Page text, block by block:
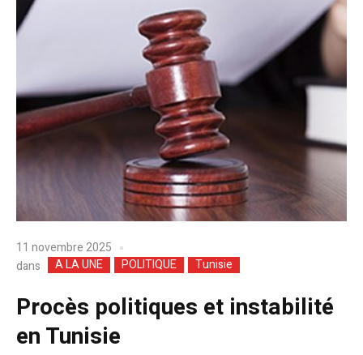
11 novembre 2025
dans
A LA UNE POLITIQUE Tunisie
Procès politiques et instabilité
en Tunisie